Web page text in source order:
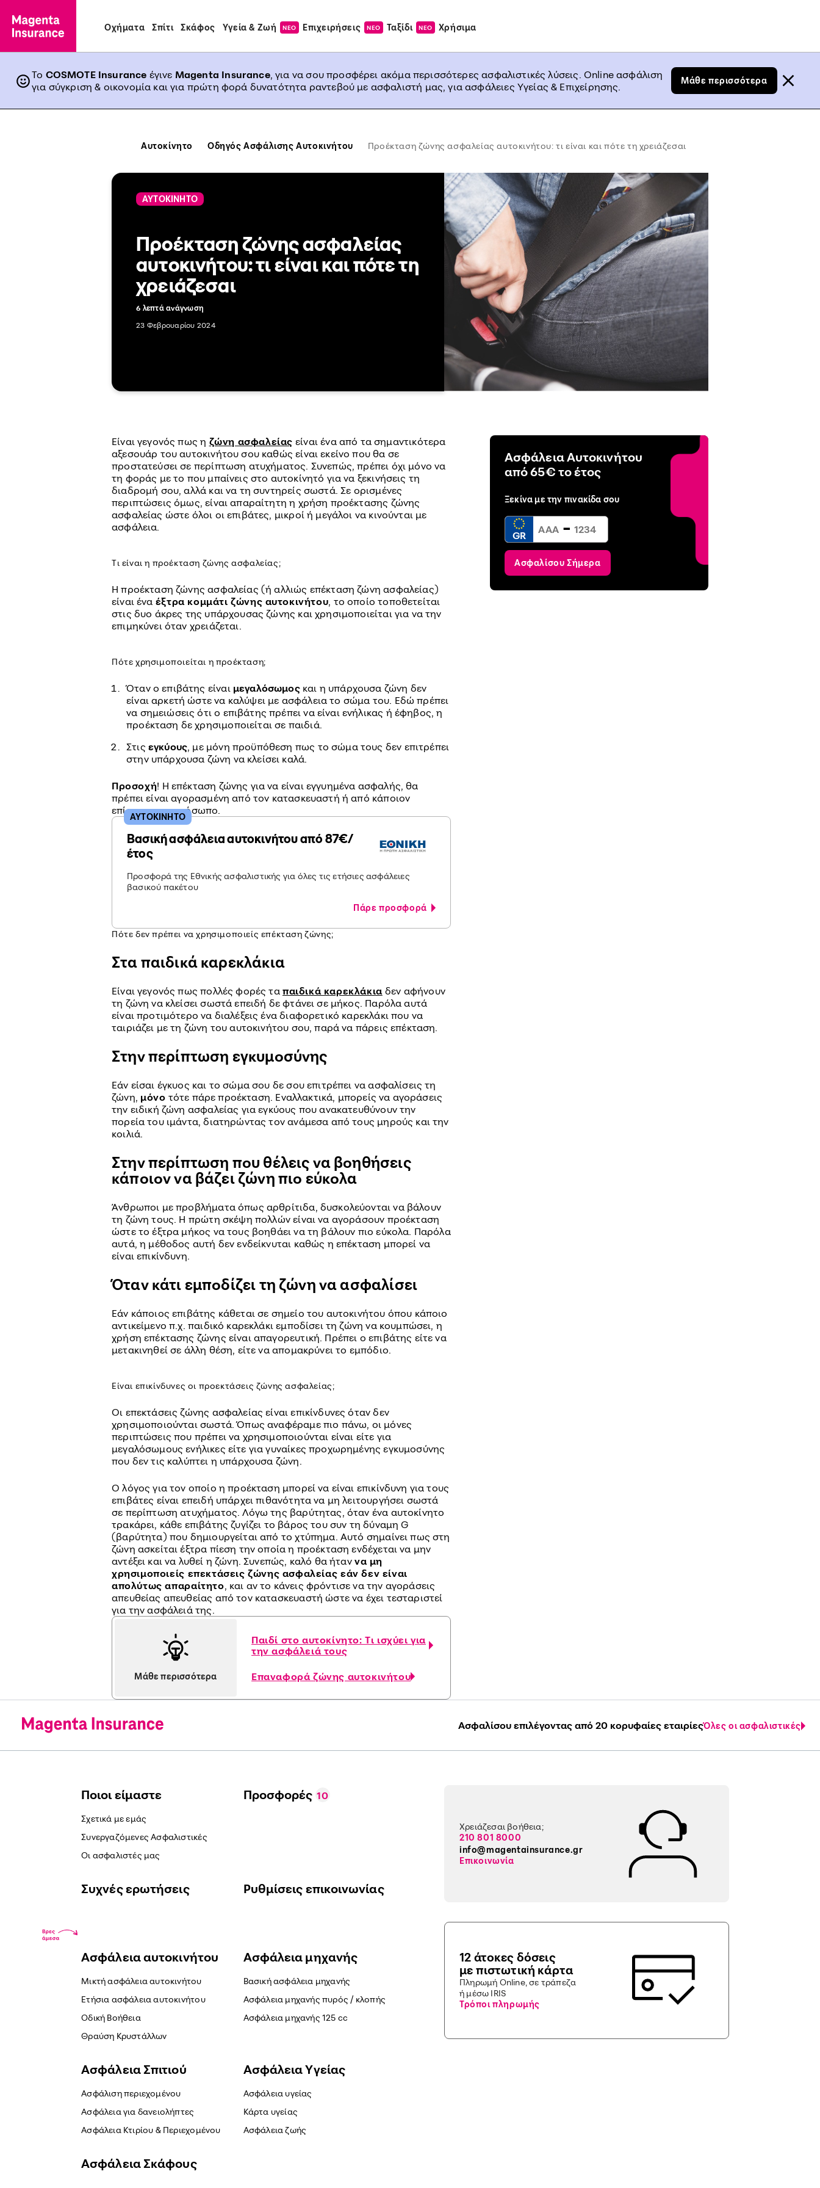
Οχήματα Σπίτι Σκάφος Υγεία & Ζωή ΝΕΟ Επιχειρήσεις ΝΕΟ Ταξίδι ΝΕΟ Χρήσιμα
Το COSMOTE Insurance έγινε Magenta Insurance, για να σου προσφέρει ακόμα περισσότερες ασφαλιστικές λύσεις. Online ασφάλιση
για σύγκριση & οικονομία και για πρώτη φορά δυνατότητα ραντεβού με ασφαλιστή μας, για ασφάλειες Υγείας & Επιχείρησης.
Μάθε περισσότερα
Αυτοκίνητο Οδηγός Ασφάλισης Αυτοκινήτου Προέκταση ζώνης ασφαλείας αυτοκινήτου: τι είναι και πότε τη χρειάζεσαι
ΑΥΤΟΚΙΝΗΤΟ
Προέκταση ζώνης ασφαλείας
αυτοκινήτου: τι είναι και πότε τη
χρειάζεσαι
6 λεπτά ανάγνωση
23 Φεβρουαρίου 2024
Είναι γεγονός πως η ζώνη ασφαλείας είναι ένα από τα σημαντικότερα
αξεσουάρ του αυτοκινήτου σου καθώς είναι εκείνο που θα σε
προστατεύσει σε περίπτωση ατυχήματος. Συνεπώς, πρέπει όχι μόνο να
τη φοράς με το που μπαίνεις στο αυτοκίνητό για να ξεκινήσεις τη
διαδρομή σου, αλλά και να τη συντηρείς σωστά. Σε ορισμένες
περιπτώσεις όμως, είναι απαραίτητη η χρήση προέκτασης ζώνης
ασφαλείας ώστε όλοι οι επιβάτες, μικροί ή μεγάλοι να κινούνται με
ασφάλεια.
Τι είναι η προέκταση ζώνης ασφαλείας;
Η προέκταση ζώνης ασφαλείας (ή αλλιώς επέκταση ζώνη ασφαλείας)
είναι ένα έξτρα κομμάτι ζώνης αυτοκινήτου, το οποίο τοποθετείται
στις δυο άκρες της υπάρχουσας ζώνης και χρησιμοποιείται για να την
επιμηκύνει όταν χρειάζεται.
Πότε χρησιμοποιείται η προέκταση;
Όταν ο επιβάτης είναι μεγαλόσωμοςκαι η υπάρχουσα ζώνη δεν
είναι αρκετή ώστε να καλύψει με ασφάλεια το σώμα του. Εδώ πρέπει
να σημειώσεις ότι ο επιβάτης πρέπει να είναι ενήλικας ή έφηβος, η
προέκταση δε χρησιμοποιείται σε παιδιά.
Στις εγκύους, με μόνη προϋπόθεση πως το σώμα τους δεν επιτρέπει
στην υπάρχουσα ζώνη να κλείσει καλά.
Προσοχή! Η επέκταση ζώνης για να είναι εγγυημένα ασφαλής, θα
πρέπει είναι αγορασμένη από τον κατασκευαστή ή από κάποιον
επίσημο αντιπρόσωπο.
Βασική ασφάλεια αυτοκινήτου από 87€/
έτος
Προσφορά της Εθνικής ασφαλιστικής για όλες τις ετήσιες ασφάλειες
βασικού πακέτου
Πάρε προσφορά
ΑΥΤΟΚΙΝΗΤΟ
Πότε δεν πρέπει να χρησιμοποιείς επέκταση ζώνης;
Στα παιδικά καρεκλάκια
Είναι γεγονός πως πολλές φορές τα παιδικά καρεκλάκιαδεν αφήνουν
τη ζώνη να κλείσει σωστά επειδή δε φτάνει σε μήκος. Παρόλα αυτά
είναι προτιμότερο να διαλέξεις ένα διαφορετικό καρεκλάκι που να
ταιριάζει με τη ζώνη του αυτοκινήτου σου, παρά να πάρεις επέκταση.
Στην περίπτωση εγκυμοσύνης
Εάν είσαι έγκυος και το σώμα σου δε σου επιτρέπει να ασφαλίσεις τη
ζώνη, μόνο τότε πάρε προέκταση. Εναλλακτικά, μπορείς να αγοράσεις
την ειδική ζώνη ασφαλείας για εγκύους που ανακατευθύνουν την
πορεία του ιμάντα, διατηρώντας τον ανάμεσα από τους μηρούς και την
κοιλιά.
Στην περίπτωση που θέλεις να βοηθήσεις
κάποιον να βάζει ζώνη πιο εύκολα
Άνθρωποι με προβλήματα όπως αρθρίτιδα, δυσκολεύονται να βάλουν
τη ζώνη τους. Η πρώτη σκέψη πολλών είναι να αγοράσουν προέκταση
ώστε το έξτρα μήκος να τους βοηθάει να τη βάλουν πιο εύκολα. Παρόλα
αυτά, η μέθοδος αυτή δεν ενδείκνυται καθώς η επέκταση μπορεί να
είναι επικίνδυνη.
Όταν κάτι εμποδίζει τη ζώνη να ασφαλίσει
Εάν κάποιος επιβάτης κάθεται σε σημείο του αυτοκινήτου όπου κάποιο
αντικείμενο π.χ. παιδικό καρεκλάκι εμποδίσει τη ζώνη να κουμπώσει, η
χρήση επέκτασης ζώνης είναι απαγορευτική. Πρέπει ο επιβάτης είτε να
μετακινηθεί σε άλλη θέση, είτε να απομακρύνει το εμπόδιο.
Είναι επικίνδυνες οι προεκτάσεις ζώνης ασφαλείας;
Οι επεκτάσεις ζώνης ασφαλείας είναι επικίνδυνες όταν δεν
χρησιμοποιούνται σωστά. Όπως αναφέραμε πιο πάνω, οι μόνες
περιπτώσεις που πρέπει να χρησιμοποιούνται είναι είτε για
μεγαλόσωμους ενήλικες είτε για γυναίκες προχωρημένης εγκυμοσύνης
που δεν τις καλύπτει η υπάρχουσα ζώνη.
Ο λόγος για τον οποίο η προέκταση μπορεί να είναι επικίνδυνη για τους
επιβάτες είναι επειδή υπάρχει πιθανότητα να μη λειτουργήσει σωστά
σε περίπτωση ατυχήματος. Λόγω της βαρύτητας, όταν ένα αυτοκίνητο
τρακάρει, κάθε επιβάτης ζυγίζει το βάρος του συν τη δύναμη G
(βαρύτητα) που δημιουργείται από το χτύπημα. Αυτό σημαίνει πως στη
ζώνη ασκείται έξτρα πίεση την οποία η προέκταση ενδέχεται να μην
αντέξει και να λυθεί η ζώνη. Συνεπώς, καλό θα ήταν να μη
χρησιμοποιείς επεκτάσεις ζώνης ασφαλείας εάν δεν είναι
απολύτως απαραίτητο, και αν το κάνεις φρόντισε να την αγοράσεις
απευθείας απευθείας από τον κατασκευαστή ώστε να έχει τεσταριστεί
για την ασφάλειά της.
Μάθε περισσότερα
Παιδί στο αυτοκίνητο: Τι ισχύει για
την ασφάλειά τους
Επαναφορά ζώνης αυτοκινήτου
Ασφάλεια Αυτοκινήτου
από 65€ το έτος
Ξεκίνα με την πινακίδα σου
GR -
Ασφαλίσου Σήμερα
Ασφαλίσου επιλέγοντας από 20 κορυφαίες εταιρίεςΌλες οι ασφαλιστικές
Ποιοι είμαστε
Σχετικά με εμάς
Συνεργαζόμενες Ασφαλιστικές
Οι ασφαλιστές μας
Προσφορές 10
Συχνές ερωτήσεις Ρυθμίσεις επικοινωνίας
Ασφάλεια αυτοκινήτου
Μικτή ασφάλεια αυτοκινήτου
Ετήσια ασφάλεια αυτοκινήτου
Οδική Βοήθεια
Θραύση Κρυστάλλων
Ασφάλεια μηχανής
Βασική ασφάλεια μηχανής
Ασφάλεια μηχανής πυρός / κλοπής
Ασφάλεια μηχανής 125 cc
Ασφάλεια Σπιτιού
Ασφάλιση περιεχομένου
Ασφάλεια για δανειολήπτες
Ασφάλεια Κτιρίου & Περιεχομένου
Ασφάλεια Yγείας
Ασφάλεια υγείας
Κάρτα υγείας
Ασφάλεια ζωής
Ασφάλεια Σκάφους
Χρειάζεσαι βοήθεια;
210 801 8000
info@magentainsurance.gr
Επικοινωνία
12 άτοκες δόσεις
με πιστωτική κάρτα
Πληρωμή Online, σε τράπεζα
ή μέσω IRIS
Τρόποι πληρωμής